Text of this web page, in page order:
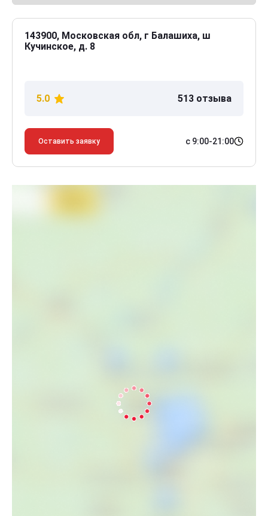
143900, Московская обл, г Балашиха, ш
Кучинское, д. 8
5.0 513 отзыва
Оставить заявку с 9:00-21:00